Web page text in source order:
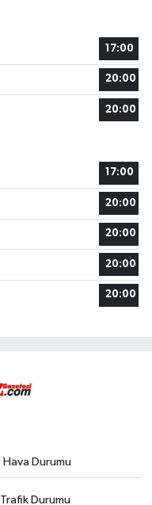
17:00
20:00
20:00
17:00
20:00
20:00
20:00
20:00
Hava Durumu
Trafik Durumu